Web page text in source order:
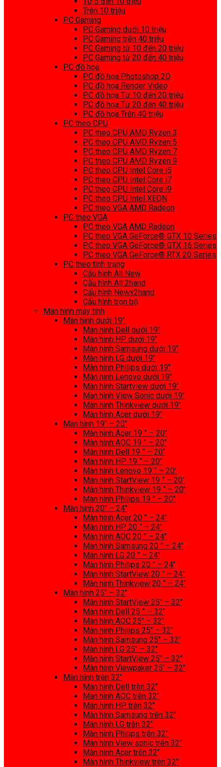
Trên 10 triệu
PC Gaming
PC Gaming dưới 10 triệu
PC Gaming trên 40 triệu
PC Gaming từ 10 đến 20 triệu
PC Gaming từ 20 đến 40 triệu
PC đồ họa
PC đồ họa Photoshop 2D
PC đồ họa Render Video
PC đồ họa Từ 10 đến 20 triệu
PC đồ họa Từ 20 đến 40 triệu
PC đồ họa Trên 40 triệu
PC theo CPU
PC theo CPU AMD Ryzen 3
PC theo CPU AMD Ryzen 5
PC theo CPU AMD Ryzen 7
PC theo CPU AMD Ryzen 9
PC theo CPU Intel Core i5
PC theo CPU Intel Core i7
PC theo CPU Intel Core i9
PC theo CPU Intel XEON
PC theo VGA AMD Radeon
PC theo VGA
PC theo VGA AMD Radeon
PC theo VGA GeForce® GTX 10 Series
PC theo VGA GeForce® GTX 16 Series
PC theo VGA GeForce® RTX 20 Series
PC theo tình trạng
Cấu hình All New
Cấu hình All 2hand
Cấu hình Newx2hand
Cấu hình trọn bộ
Màn hình máy tính
Màn hình dưới 19″
Màn hình Dell dưới 19″
Màn hình HP dưới 19″
Màn hình Samsung dưới 19″
Màn hình LG dưới 19″
Màn hình Philips dưới 19″
Màn hình Lenovo dưới 19″
Màn hình Startview dưới 19″
Màn hình View Sonic dưới 19″
Màn hình Thinkview dưới 19″
Màn hình Acer dưới 19″
Màn hình 19″ – 20″
Màn hình Acer 19 ” – 20″
Màn hình AOC 19 ” – 20″
Màn hình Dell 19 ” – 20″
Màn hình HP 19 ” – 20″
Màn hình Lenovo 19 ” – 20″
Màn hình StartView 19 ” – 20″
Màn hình Thinkview 19 ” – 20″
Màn hình Philips 19 ” – 20″
Màn hình 20″ – 24″
Màn hình Acer 20 ” – 24″
Màn hình HP 20 ” – 24″
Màn hình AOC 20 ” – 24″
Màn hình Samsung 20 ” – 24″
Màn hình LG 20 ” – 24″
Màn hình Philips 20 ” – 24″
Màn hình StartView 20 ” – 24″
Màn hình Thinkview 20 ” – 24″
Màn hình 25″ – 32″
Màn hình StartView 25″ – 32″
Màn hình Dell 25 ” – 32″
Màn hình AOC 25″ – 32″
Màn hình Philips 25″ – 32″
Màn hình Samsung 25″ – 32″
Màn hình LG 25″ – 32″
Màn hình StartView 25″ – 32″
Màn hình Viewpaker 25″ – 32″
Màn hình trên 32″
Màn hình Dell trên 32″
Màn hình AOC trên 32″
Màn hình HP trên 32″
Màn hình Samsung trên 32″
Màn hình LG trên 32″
Màn hình Philips trên 32″
Màn hình View sonic trên 32″
Màn hình Acer trên 32″
Màn hình Thinkview trên 32″